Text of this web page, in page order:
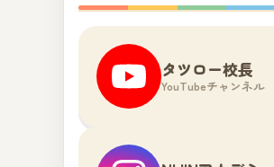
タツロー校長
YouTubeチャンネル